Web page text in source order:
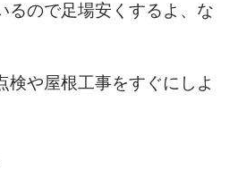
るので足場安くするよ、な
検や屋根工事をすぐにしよ